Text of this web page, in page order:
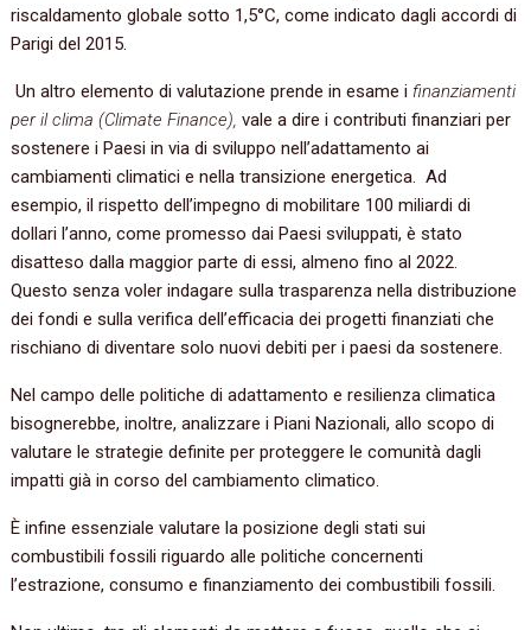
riscaldamento globale sotto 1,5°C, come indicato dagli accordi di
Parigi del 2015.
Un altro elemento di valutazione prende in esame i finanziamenti
per il clima (Climate Finance), vale a dire i contributi finanziari per
sostenere i Paesi in via di sviluppo nell’adattamento ai
cambiamenti climatici e nella transizione energetica. Ad
esempio, il rispetto dell’impegno di mobilitare 100 miliardi di
dollari l’anno, come promesso dai Paesi sviluppati, è stato
disatteso dalla maggior parte di essi, almeno fino al 2022.
Questo senza voler indagare sulla trasparenza nella distribuzione
dei fondi e sulla verifica dell’efficacia dei progetti finanziati che
rischiano di diventare solo nuovi debiti per i paesi da sostenere.
Nel campo delle politiche di adattamento e resilienza climatica
bisognerebbe, inoltre, analizzare i Piani Nazionali, allo scopo di
valutare le strategie definite per proteggere le comunità dagli
impatti già in corso del cambiamento climatico.
È infine essenziale valutare la posizione degli stati sui
combustibili fossili riguardo alle politiche concernenti
l’estrazione, consumo e finanziamento dei combustibili fossili.